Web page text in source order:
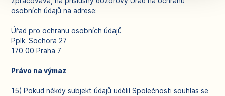
osobních údajů na adrese:
Úřad pro ochranu osobních údajů
Pplk. Sochora 27
170 00 Praha 7
Právo na výmaz
15) Pokud někdy subjekt údajů udělil Společnosti souhlas se